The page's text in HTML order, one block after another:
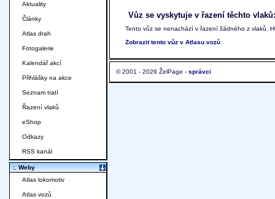
Vůz se vyskytuje v řazení těchto vlaků:
Tento vůz se nenachází v řazení žádného z vlaků.
Zobrazit tento vůz v Atlasu vozů
© 2001 - 2026 ŽelPage - správci
Aktuality
Články
Atlas drah
Fotogalerie
Kalendář akcí
Přihlášky na akce
Seznam tratí
Řazení vlaků
eShop
Odkazy
RSS kanál
:. Weby
Atlas lokomotiv
Atlas vozů